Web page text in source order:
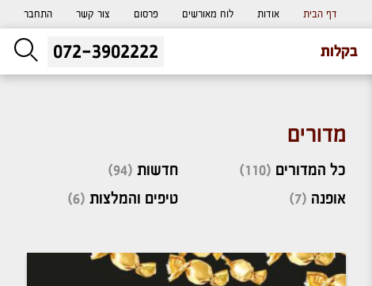
דף הבית אודות לוח מאורשים פרסום צור קשר התחבר
בקלות ליעוץ חינם
והזמנת כרטיס שמחות
072-3902222
מדורים
כל המדורים (110)
אופנה (7)
חדשות (94)
טיפים והמלצות (6)